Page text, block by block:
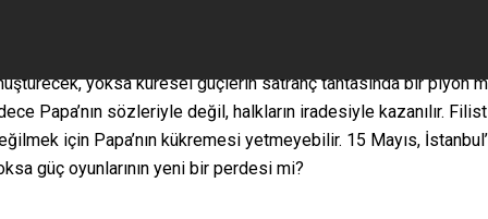
yoksa küresel güçlerin satranç tahtasında bir piyon
Papa’nın sözleriyle değil, halkların iradesiyle kazanılır.
için Papa’nın kükremesi yetmeyebilir. 15 Mayıs,
güç oyunlarının yeni bir perdesi mi?